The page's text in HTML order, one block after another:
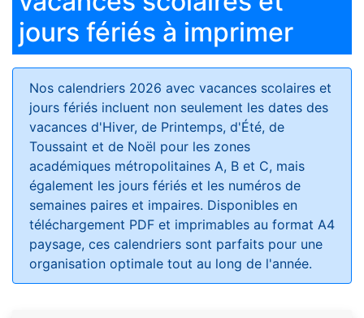
jours fériés à imprimer
Nos calendriers 2026 avec vacances scolaires et
jours fériés incluent non seulement les dates des
vacances d'Hiver, de Printemps, d'Été, de
Toussaint et de Noël pour les zones
académiques métropolitaines A, B et C, mais
également les jours fériés et les numéros de
semaines paires et impaires. Disponibles en
téléchargement PDF et imprimables au format A4
paysage, ces calendriers sont parfaits pour une
organisation optimale tout au long de l'année.